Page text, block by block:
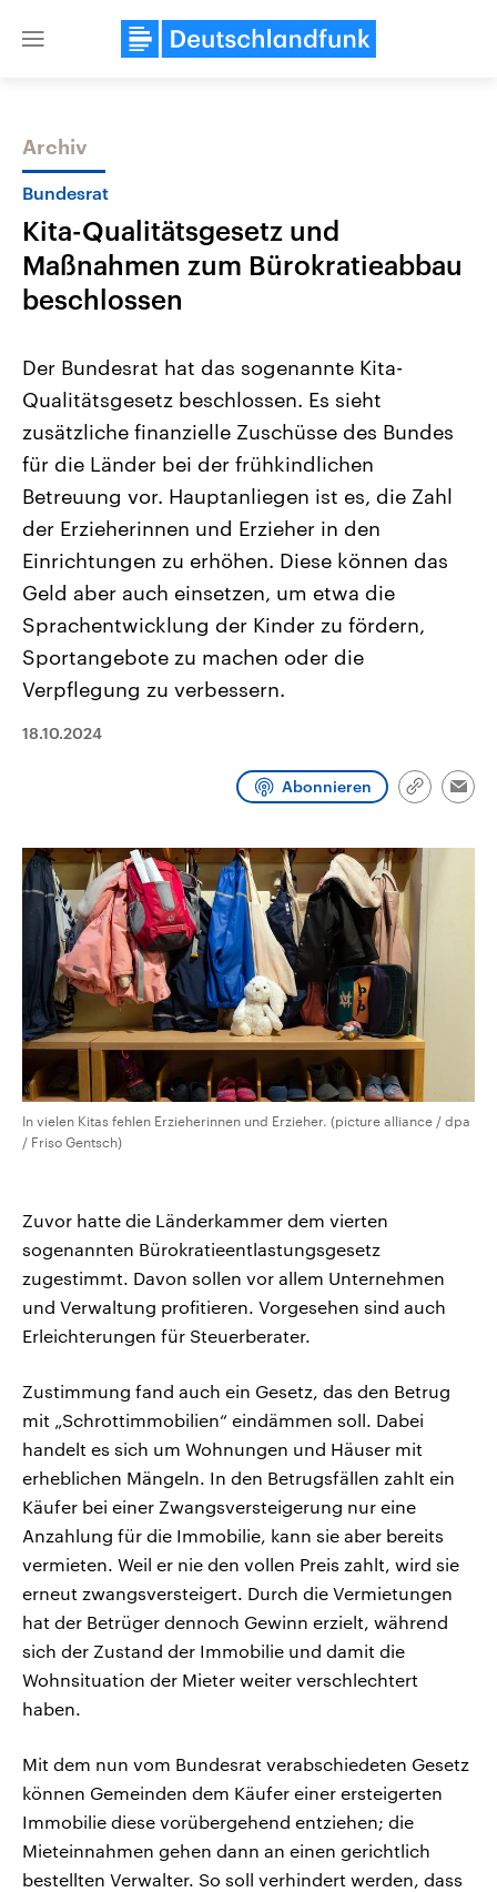
Close
Themen
2026
Alle Informationen
Sachsen-Anhalt wählt am 6.
September 2026 einen neuen
Landtag. Seit 2021 wird das
Bundesland von einer Koalition aus
CDU, SPD und FDP regiert.-
Umfragen, Prognosen,
und Hintergründe zu den Parteien
und Kandidaten der anstehenden
Wahl.
Aktuelle Beiträge,
Hintergründe
Wirtschaftlich und
gehören die Vereinigten
den mächtigsten Ländern
mit großem Einfluss auf
aktuelle Weltgeschehen.
Sendungen Programm Podcasts
Audio-Archiv
Archiv
Bundesrat
Kita-Qualitätsgesetz und
Maßnahmen zum Bürokratieabbau
beschlossen
Der Bundesrat hat das sogenannte Kita-
Qualitätsgesetz beschlossen. Es sieht
zusätzliche finanzielle Zuschüsse des Bundes
für die Länder bei der frühkindlichen
Betreuung vor. Hauptanliegen ist es, die Zahl
der Erzieherinnen und Erzieher in den
Einrichtungen zu erhöhen. Diese können das
Geld aber auch einsetzen, um etwa die
Sprachentwicklung der Kinder zu fördern,
Sportangebote zu machen oder die
Verpflegung zu verbessern.
18.10.2024
Abonnieren
Link
In vielen Kitas fehlen Erzieherinnen und Erzieher. (picture alliance / dpa
/ Friso Gentsch)
Zuvor hatte die Länderkammer dem vierten
sogenannten Bürokratieentlastungsgesetz
zugestimmt. Davon sollen vor allem Unternehmen
und Verwaltung profitieren. Vorgesehen sind auch
Erleichterungen für Steuerberater.
Zustimmung fand auch ein Gesetz, das den Betrug
mit „Schrottimmobilien“ eindämmen soll. Dabei
handelt es sich um Wohnungen und Häuser mit
erheblichen Mängeln. In den Betrugsfällen zahlt ein
Käufer bei einer Zwangsversteigerung nur eine
Anzahlung für die Immobilie, kann sie aber bereits
vermieten. Weil er nie den vollen Preis zahlt, wird sie
erneut zwangsversteigert. Durch die Vermietungen
hat der Betrüger dennoch Gewinn erzielt, während
sich der Zustand der Immobilie und damit die
Wohnsituation der Mieter weiter verschlechtert
haben.
Mit dem nun vom Bundesrat verabschiedeten Gesetz
können Gemeinden dem Käufer einer ersteigerten
Immobilie diese vorübergehend entziehen; die
Mieteinnahmen gehen dann an einen gerichtlich
bestellten Verwalter. So soll verhindert werden, dass